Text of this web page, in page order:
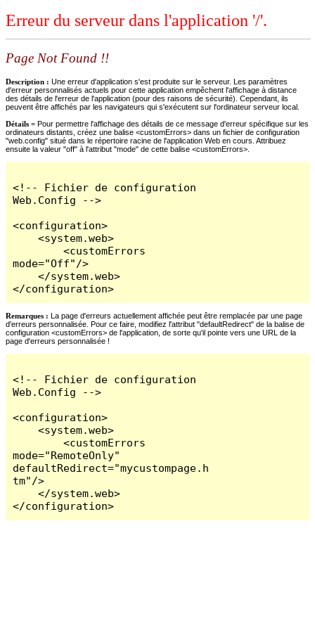
Erreur du serveur dans l'application '/'.
Page Not Found !!
Description : Une erreur d'application s'est produite sur le serveur. Les paramètres
d'erreur personnalisés actuels pour cette application empêchent l'affichage à distance
des détails de l'erreur de l'application (pour des raisons de sécurité). Cependant, ils
peuvent être affichés par les navigateurs qui s'exécutent sur l'ordinateur serveur local.
Détails = Pour permettre l'affichage des détails de ce message d'erreur spécifique sur les
ordinateurs distants, créez une balise <customErrors> dans un fichier de configuration
"web.config" situé dans le répertoire racine de l'application Web en cours. Attribuez
ensuite la valeur "off" à l'attribut "mode" de cette balise <customErrors>.
<!-- Fichier de configuration
Web.Config -->
<configuration>
    <system.web>
        <customErrors
mode="Off"/>
    </system.web>
</configuration>
Remarques : La page d'erreurs actuellement affichée peut être remplacée par une page
d'erreurs personnalisée. Pour ce faire, modifiez l'attribut "defaultRedirect" de la balise de
configuration <customErrors> de l'application, de sorte qu'il pointe vers une URL de la
page d'erreurs personnalisée !
<!-- Fichier de configuration
Web.Config -->
<configuration>
    <system.web>
        <customErrors
mode="RemoteOnly"
defaultRedirect="mycustompage.h
tm"/>
    </system.web>
</configuration>